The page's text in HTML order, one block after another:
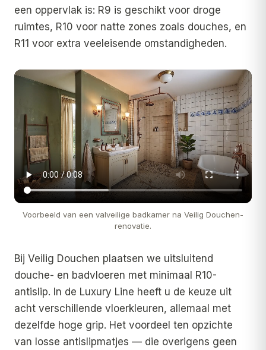
een oppervlak is: R9 is geschikt voor droge
ruimtes, R10 voor natte zones zoals douches, en
R11 voor extra veeleisende omstandigheden.
Voorbeeld van een valveilige badkamer na Veilig Douchen-
renovatie.
Bij Veilig Douchen plaatsen we uitsluitend
douche- en badvloeren met minimaal R10-
antislip. In de Luxury Line heeft u de keuze uit
acht verschillende vloerkleuren, allemaal met
dezelfde hoge grip. Het voordeel ten opzichte
van losse antislipmatjes — die overigens geen